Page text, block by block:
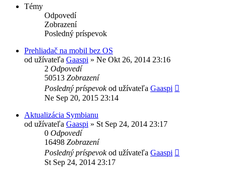
Témy
Odpovedí
Zobrazení
Posledný príspevok
Prehliadač na mobil bez OS
od užívateľa Gaaspi » Ne Okt 26, 2014 23:16
2 Odpovedí
50513 Zobrazení
Posledný príspevokod užívateľa Gaaspi
Ne Sep 20, 2015 23:14
Aktualizácia Symbianu
od užívateľa Gaaspi » St Sep 24, 2014 23:17
0 Odpovedí
16498 Zobrazení
Posledný príspevokod užívateľa Gaaspi
St Sep 24, 2014 23:17